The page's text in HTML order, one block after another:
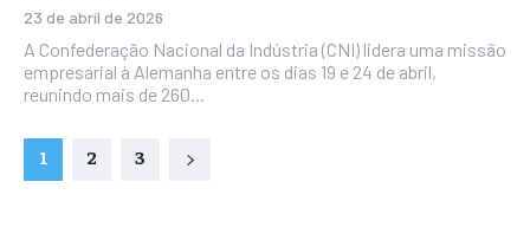
23 de abril de 2026
A Confederação Nacional da Indústria (CNI) lidera uma missão
empresarial à Alemanha entre os dias 19 e 24 de abril,
reunindo mais de 260...
1 2 3